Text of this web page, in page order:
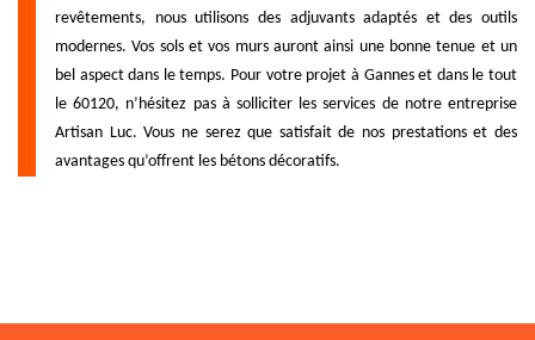
revêtements, nous utilisons des adjuvants adaptés et des outils
modernes. Vos sols et vos murs auront ainsi une bonne tenue et un
bel aspect dans le temps. Pour votre projet à Gannes et dans le tout
le 60120, n’hésitez pas à solliciter les services de notre entreprise
Artisan Luc. Vous ne serez que satisfait de nos prestations et des
avantages qu’offrent les bétons décoratifs.